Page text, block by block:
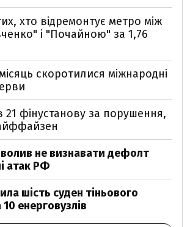
хто відремонтує метро між
і "Почайною" за 1,76
скоротилися міжнародні
фінустанову за порушення,
не визнавати дефолт
атак РФ
шість суден тіньового
енерговузлів